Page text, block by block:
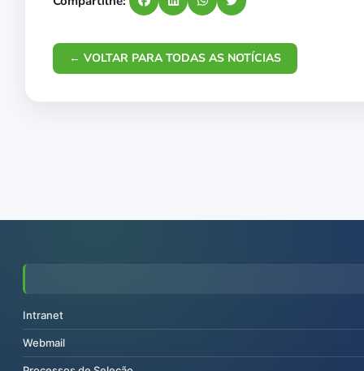
← VOLTAR PARA TODAS AS NOTÍCIAS
Intranet
Webmail